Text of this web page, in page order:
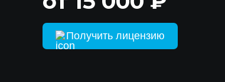
Получить лицензию